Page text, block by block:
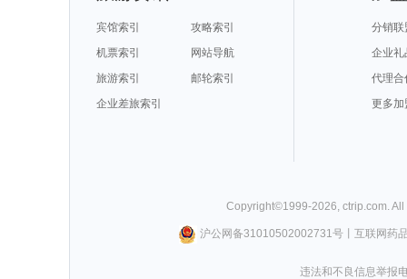
宾馆索引
攻略索引
机票索引
网站导航
旅游索引
邮轮索引
企业差旅索引
分销联
企业礼
代理合
更多加
Copyright©1999-2026 ctrip.com .
沪公网备31010502002731号丨 互联网药
违法和不良信息举报